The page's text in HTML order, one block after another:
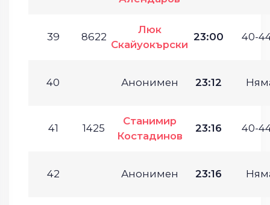
39 8622
Люк
Скайуокърски
23:00 40-
40 Анонимен 23:12
41 1425
Станимир
Костадинов
23:16 40-
42 Анонимен 23:16